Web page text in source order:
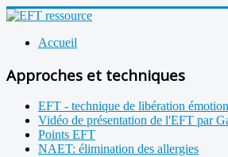
Accueil
Approches et techniques
EFT - technique de libération
Vidéo de présentation de l'EFT par
Points EFT
NAET: élimination des allergies